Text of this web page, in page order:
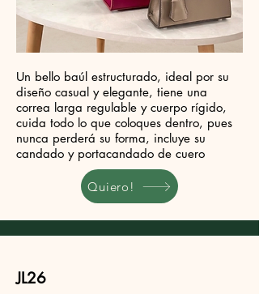
Un bello baúl estructurado, ideal por su
diseño casual y elegante, tiene una
correa larga regulable y cuerpo rígido,
cuida todo lo que coloques dentro, pues
nunca perderá su forma, incluye su
candado y portacandado de cuero
Quiero!
JL26